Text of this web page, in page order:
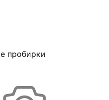
пробирки